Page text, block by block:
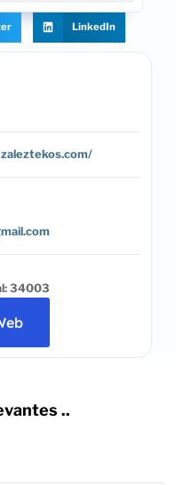
34003
LinkedIn
..